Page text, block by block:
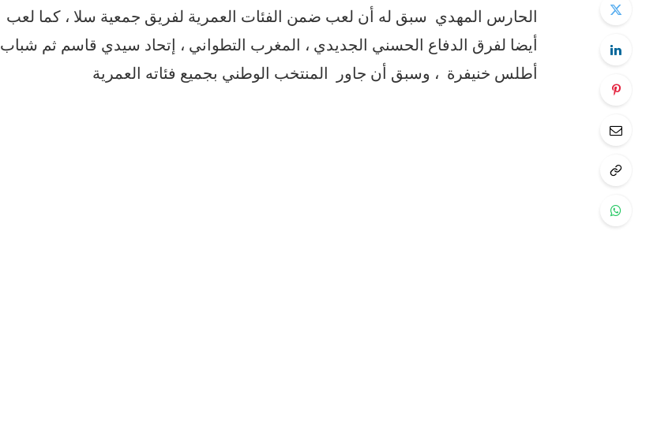
الحارس المهدي سبق له أن لعب ضمن الفئات العمرية لفريق جمعية سلا ، كما لعب
أيضا لفرق الدفاع الحسني الجديدي ، المغرب التطواني ، إتحاد سيدي قاسم ثم شباب
أطلس خنيفرة ، وسبق أن جاور المنتخب الوطني بجميع فئاته العمرية